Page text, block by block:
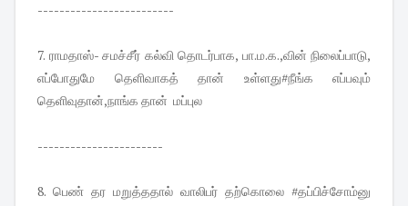
-------------------------
7. ராமதாஸ்- சமச்சீர் கல்வி தொடர்பாக, பா.ம.க.,வின் நிலைப்பாடு,
எப்போதுமே தெளிவாகத் தான் உள்ளது#நீங்க எப்பவும்
தெளிவுதான்,நாங்க தான் மப்புல
-----------------------
8. பெண் தர மறுத்ததால் வாலிபர் தற்கொலை #தப்பிச்சோம்னு